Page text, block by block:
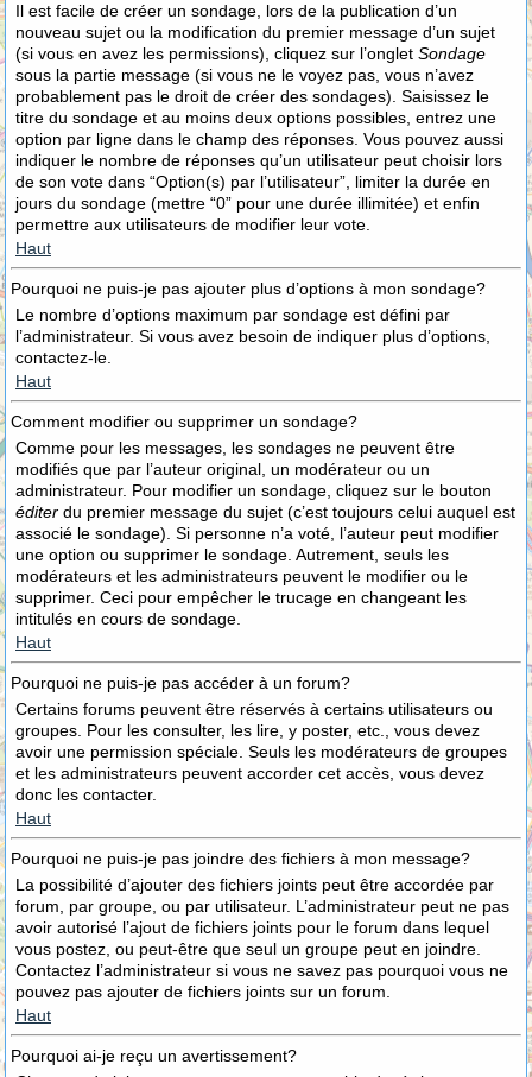
Il est facile de créer un sondage, lors de la publication d’un
nouveau sujet ou la modification du premier message d’un sujet
(si vous en avez les permissions), cliquez sur l’onglet Sondage
sous la partie message (si vous ne le voyez pas, vous n’avez
probablement pas le droit de créer des sondages). Saisissez le
titre du sondage et au moins deux options possibles, entrez une
option par ligne dans le champ des réponses. Vous pouvez aussi
indiquer le nombre de réponses qu’un utilisateur peut choisir lors
de son vote dans “Option(s) par l’utilisateur”, limiter la durée en
jours du sondage (mettre “0” pour une durée illimitée) et enfin
permettre aux utilisateurs de modifier leur vote.
Haut
Pourquoi ne puis-je pas ajouter plus d’options à mon sondage?
Le nombre d’options maximum par sondage est défini par
l’administrateur. Si vous avez besoin de indiquer plus d’options,
contactez-le.
Haut
Comment modifier ou supprimer un sondage?
Comme pour les messages, les sondages ne peuvent être
modifiés que par l’auteur original, un modérateur ou un
administrateur. Pour modifier un sondage, cliquez sur le bouton
éditer du premier message du sujet (c’est toujours celui auquel est
associé le sondage). Si personne n’a voté, l’auteur peut modifier
une option ou supprimer le sondage. Autrement, seuls les
modérateurs et les administrateurs peuvent le modifier ou le
supprimer. Ceci pour empêcher le trucage en changeant les
intitulés en cours de sondage.
Haut
Pourquoi ne puis-je pas accéder à un forum?
Certains forums peuvent être réservés à certains utilisateurs ou
groupes. Pour les consulter, les lire, y poster, etc., vous devez
avoir une permission spéciale. Seuls les modérateurs de groupes
et les administrateurs peuvent accorder cet accès, vous devez
donc les contacter.
Haut
Pourquoi ne puis-je pas joindre des fichiers à mon message?
La possibilité d’ajouter des fichiers joints peut être accordée par
forum, par groupe, ou par utilisateur. L’administrateur peut ne pas
avoir autorisé l’ajout de fichiers joints pour le forum dans lequel
vous postez, ou peut-être que seul un groupe peut en joindre.
Contactez l’administrateur si vous ne savez pas pourquoi vous ne
pouvez pas ajouter de fichiers joints sur un forum.
Haut
Pourquoi ai-je reçu un avertissement?